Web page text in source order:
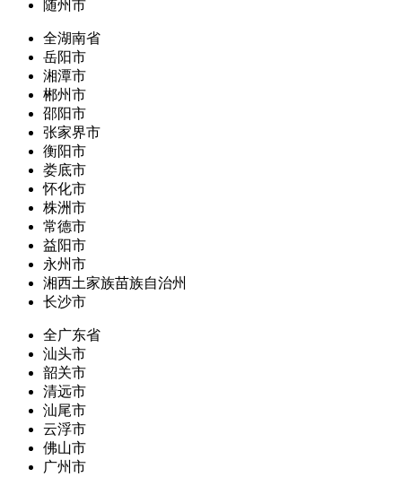
随州市
全湖南省
岳阳市
湘潭市
郴州市
邵阳市
张家界市
衡阳市
娄底市
怀化市
株洲市
常德市
益阳市
永州市
湘西土家族苗族自治州
长沙市
全广东省
汕头市
韶关市
清远市
汕尾市
云浮市
佛山市
广州市